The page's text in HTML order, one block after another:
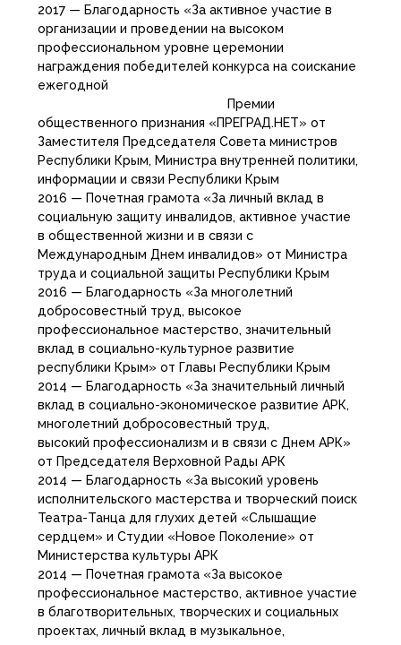
2017 — Благодарность «За активное участие в
организации и проведении на высоком
профессиональном уровне церемонии
награждения победителей конкурса на соискание
ежегодной
Премии
общественного признания «ПРЕГРАД.НЕТ» от
Заместителя Председателя Совета министров
Республики Крым, Министра внутренней политики,
информации и связи Республики Крым
2016 — Почетная грамота «За личный вклад в
социальную защиту инвалидов, активное участие
в общественной жизни и в связи с
Международным Днем инвалидов» от Министра
труда и социальной защиты Республики Крым
2016 — Благодарность «За многолетний
добросовестный труд, высокое
профессиональное мастерство, значительный
вклад в социально-культурное развитие
республики Крым» от Главы Республики Крым
2014 — Благодарность «За значительный личный
вклад в социально-экономическое развитие АРК,
многолетний добросовестный труд,
высокий профессионализм и в связи с Днем АРК»
от Председателя Верховной Рады АРК
2014 — Благодарность «За высокий уровень
исполнительского мастерства и творческий поиск
Театра-Танца для глухих детей «Слышащие
сердцем» и Студии «Новое Поколение» от
Министерства культуры АРК
2014 — Почетная грамота «За высокое
профессиональное мастерство, активное участие
в благотворительных, творческих и социальных
проектах, личный вклад в музыкальное,